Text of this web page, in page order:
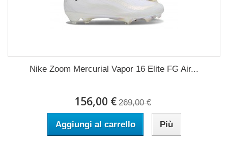
Nike Zoom Mercurial Vapor 16 Elite FG Air...
156,00 € 269,00 €
Aggiungi al carrello Più